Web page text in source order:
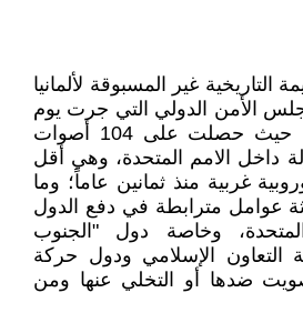
غير المسبوقة لألمانيا
الأمن الدولي التي جرت يوم
الأربعاء 3 يونيو 2026، حيث حصلت على 104 أصوات
من أصل 190 دولة داخل الامم المتحدة، وهي أقل
غربية منذ ثمانين عاماً؛ وما
عوامل مترابطة في دفع الدول
وخاصة دول "الجنوب
التعاون الإسلامي ودول حركة
ضدها أو التخلي عنها ومن